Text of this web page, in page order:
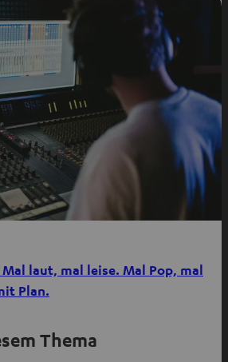
laut, mal leise. Mal Pop, mal
Plan.
Thema